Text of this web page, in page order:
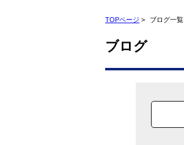
TOPページ > ブログ一覧
ブログ